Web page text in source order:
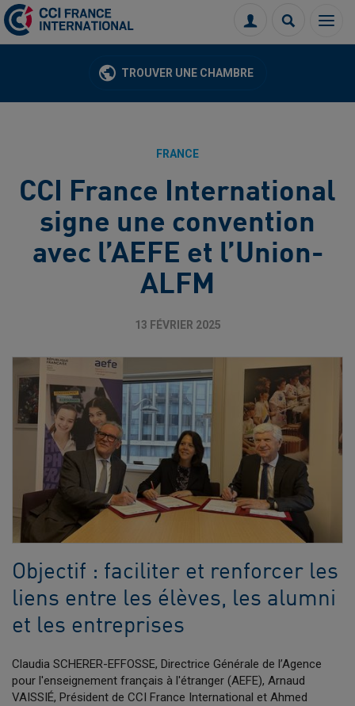
Menu
Connexion
TROUVER UNE CHAMBRE
FRANCE
CCI France International
signe une convention
avec l’AEFE et l’Union-
ALFM
13 FÉVRIER 2025
Objectif : faciliter et renforcer les
liens entre les élèves, les alumni
et les entreprises
Claudia SCHERER-EFFOSSE, Directrice Générale de l’Agence
pour l'enseignement français à l'étranger (AEFE), Arnaud
VAISSIÉ, Président de CCI France International et Ahmed